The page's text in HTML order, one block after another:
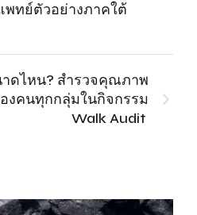
พทย์ตัวอย่างภาคใต้
ดไหน? สำรวจคุณภาพ
งคนทุกกลุ่มในกิจกรรม
Walk Audit